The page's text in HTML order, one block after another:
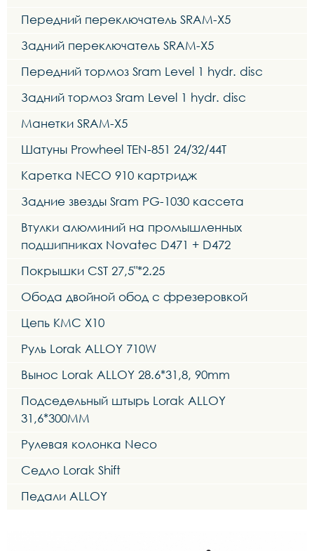
Передний переключатель SRAM-X5
Задний переключатель SRAM-X5
Передний тормоз Sram Level 1 hydr. disc
Задний тормоз Sram Level 1 hydr. disc
Манетки SRAM-X5
Шатуны Prowheel TEN-851 24/32/44T
Каретка NECO 910 картридж
Задние звезды Sram PG-1030 кассета
Втулки алюминий на промышленных
подшипниках Novatec D471 + D472
Покрышки CST 27,5"*2.25
Обода двойной обод с фрезеровкой
Цепь KMC X10
Руль Lorak ALLOY 710W
Вынос Lorak ALLOY 28.6*31,8, 90mm
Подседельный штырь Lorak ALLOY
31,6*300MM
Рулевая колонка Neco
Седло Lorak Shift
Педали ALLOY